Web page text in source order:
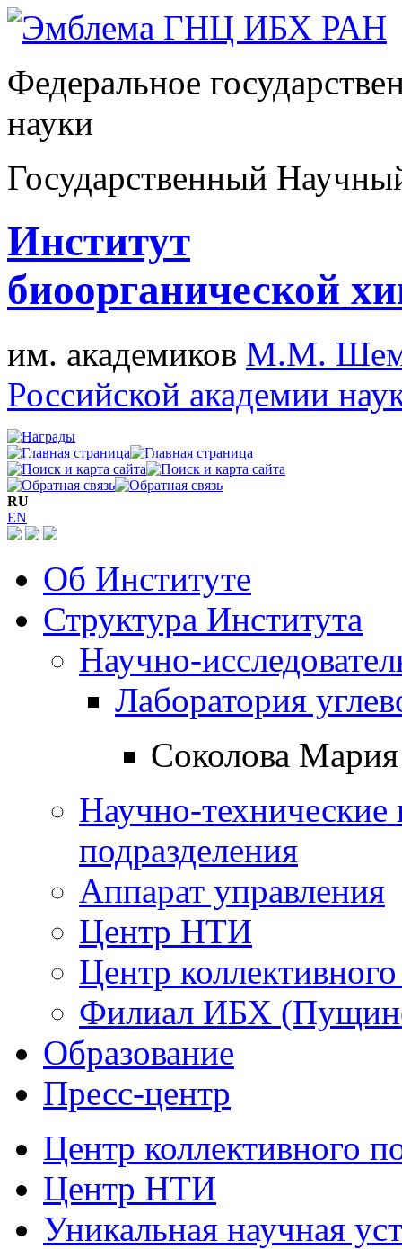
Федеральное
науки
Государственный
Институт
биоорганической
им. академиков М.М.
Российской академии
RU
EN
Об Институте
Структура Института
Научно-
Лаборатория
Соколова Мария
Научно-технические
подразделения
Аппарат управления
Центр НТИ
Центр
Филиал ИБХ
Образование
Пресс-центр
Центр коллективного
Центр НТИ
Уникальная научная